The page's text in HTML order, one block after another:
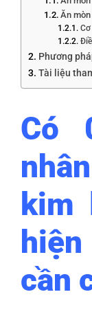
Ăn
Phương
Tài liệu
Có
kim
cần